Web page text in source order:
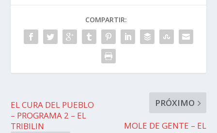
COMPARTIR:
EL CURA DEL PUEBLO
– PROGRAMA 2 – EL
TRIBILIN
PRÓXIMO
MOLE DE GENTE – EL